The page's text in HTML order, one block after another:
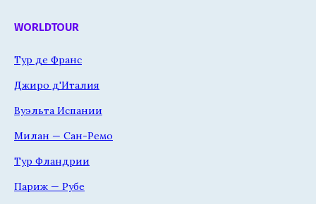
WORLDTOUR
Тур де Франс
Джиро д'Италия
Вуэльта Испании
Милан — Сан-Ремо
Тур Фландрии
Париж — Рубе